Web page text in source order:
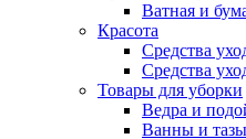
Ватная и
Красота
Средства
Средства
Товары для уборки
Ведра и
Ванны и тазы